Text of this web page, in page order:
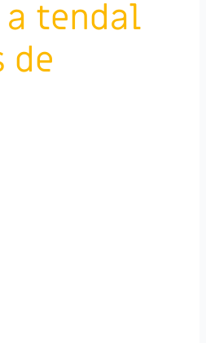
a tendal
de